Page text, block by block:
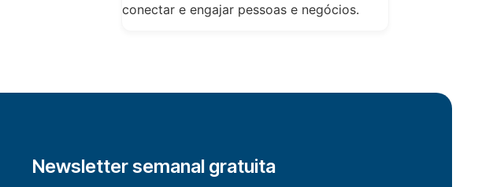
conectar e engajar pessoas e negócios.
Newsletter semanal gratuita